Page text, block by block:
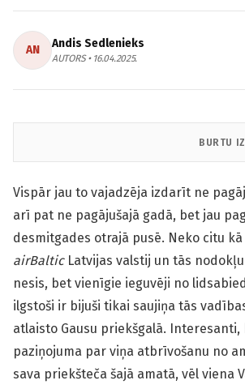
AN Andis Sedlenieks
AUTORS • 16.04.2025.
BURTU
Vispār jau to vajadzēja izdarīt ne
arī pat ne pagājušajā gadā, bet jau
desmitgades otrajā pusē. Neko citu
airBalticLatvijas valstij un tās
nesis, bet vienīgie ieguvēji no
ilgstoši ir bijuši tikai saujiņa tās
atlaisto Gausu priekšgalā. Interesanti,
paziņojuma par viņa atbrīvošanu no
sava priekšteča šajā amatā, vēl viena